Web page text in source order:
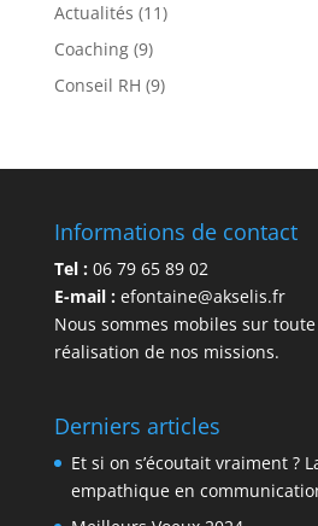
Actualités (11)
Coaching(9)
Conseil RH (9)
Informations de contact
Tel : 06 79 65 89 02
E-mail : efontaine@akselis.fr
Nous sommes mobiles sur
réalisation de nos missions.
Derniers articles
Et si on s’écoutait vraiment ?
empathique en